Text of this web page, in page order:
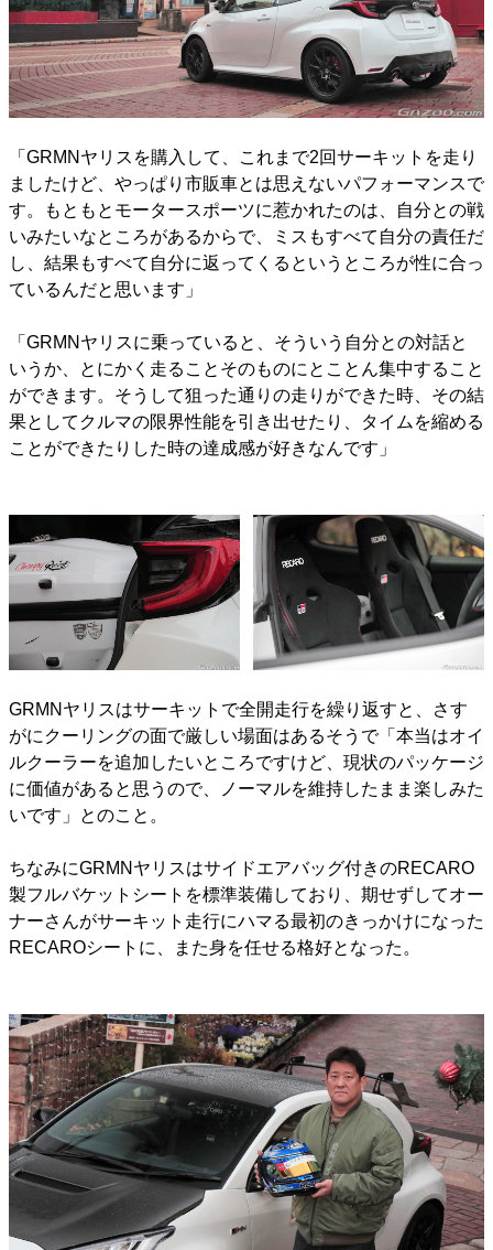
「GRMNヤリスを購入して、これまで2回サーキットを走り
ましたけど、やっぱり市販車とは思えないパフォーマンスで
す。もともとモータースポーツに惹かれたのは、自分との戦
いみたいなところがあるからで、ミスもすべて自分の責任だ
し、結果もすべて自分に返ってくるというところが性に合っ
ているんだと思います」
「GRMNヤリスに乗っていると、そういう自分との対話と
いうか、とにかく走ることそのものにとことん集中すること
ができます。そうして狙った通りの走りができた時、その結
果としてクルマの限界性能を引き出せたり、タイムを縮める
ことができたりした時の達成感が好きなんです」
GRMNヤリスはサーキットで全開走行を繰り返すと、さす
がにクーリングの面で厳しい場面はあるそうで「本当はオイ
ルクーラーを追加したいところですけど、現状のパッケージ
に価値があると思うので、ノーマルを維持したまま楽しみた
いです」とのこと。
ちなみにGRMNヤリスはサイドエアバッグ付きのRECARO
製フルバケットシートを標準装備しており、期せずしてオー
ナーさんがサーキット走行にハマる最初のきっかけになった
RECAROシートに、また身を任せる格好となった。